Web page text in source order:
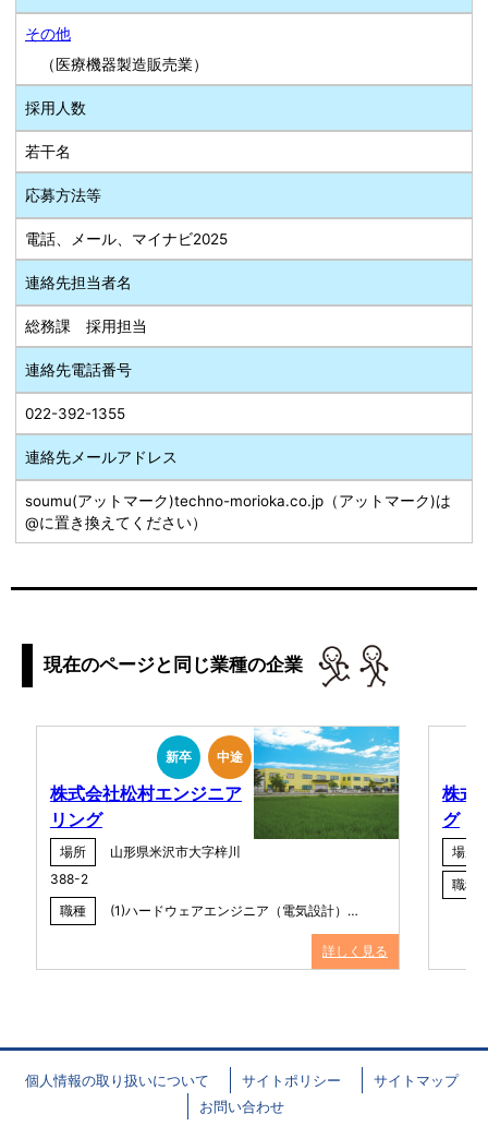
その他
（医療機器製造販売業）
採用人数
若干名
応募方法等
電話、メール、マイナビ2025
連絡先担当者名
総務課 採用担当
連絡先電話番号
022-392-1355
連絡先メールアドレス
soumu(アットマーク)techno-morioka.co.jp（アットマーク)は
@に置き換えてください）
現在のページと同じ業種の企業
新卒 中途
株式会社松村エンジニア
リング
場所
山形県米沢市大字梓川
388-2
職種
(1)ハードウェアエンジニア（電気設計）…
詳しく見る
株式
グ
場所
職種
個人情報の取り扱いについて サイトポリシー
サイトマップ
お問い合わせ